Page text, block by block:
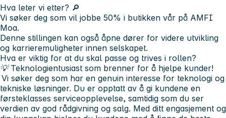
Hva leter vi etter? 🔎
Vi søker deg som vil jobbe 50% i butikken vår på AMFI
Moa.
Denne stillingen kan også åpne dører for videre utvikling
og karrieremuligheter innen selskapet.
Hva er viktig for at du skal passe og trives i rollen?
💡 Teknologientusiast som brenner for å hjelpe kunder!
Vi søker deg som har en genuin interesse for teknologi og
tekniske løsninger. Du er opptatt av å gi kundene en
førsteklasses serviceopplevelse, samtidig som du ser
verdien av god rådgivning og salg. Med ditt engasjement og